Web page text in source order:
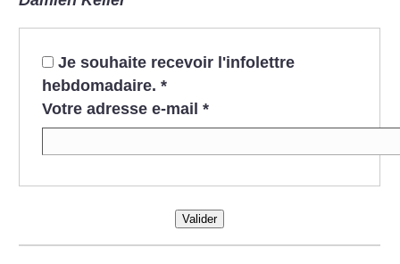
Je souhaite recevoir l'infolettre
hebdomadaire. *
Votre adresse e-mail *
Valider